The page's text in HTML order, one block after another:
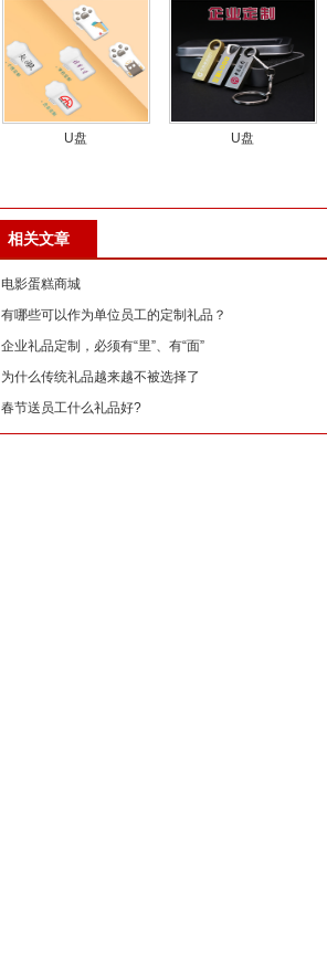
U盘 U盘
相关文章
电影蛋糕商城
有哪些可以作为单位员工的定制礼品？
企业礼品定制，必须有“里”、有“面”
为什么传统礼品越来越不被选择了
春节送员工什么礼品好?